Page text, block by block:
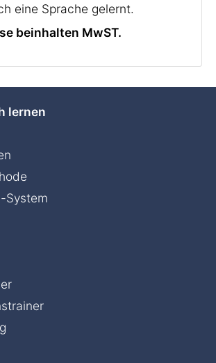
eine Sprache gelernt.
beinhalten MwST.
lernen
System